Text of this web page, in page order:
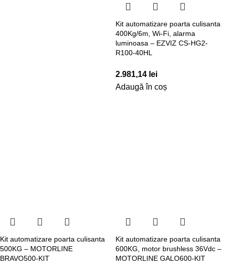
Kit automatizare poarta culisanta
400Kg/6m, Wi-Fi, alarma
luminoasa – EZVIZ CS-HG2-
R100-40HL
2.981,14 lei
Adaugă în coș
Kit automatizare poarta culisanta
500KG – MOTORLINE
BRAVO500-KIT
Kit automatizare poarta culisanta
600KG, motor brushless 36Vdc –
MOTORLINE GALO600-KIT